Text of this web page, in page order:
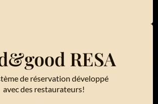
RESA
de réservation développé
avec des restaurateurs!